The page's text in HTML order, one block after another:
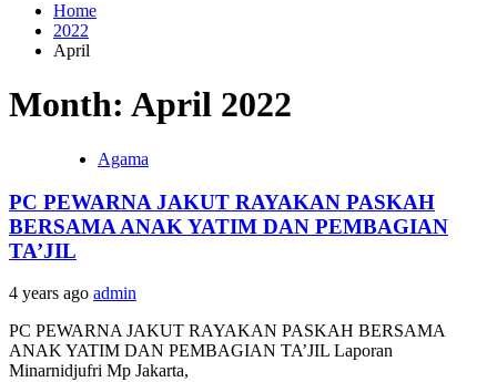
Home
2022
April
Month: April 2022
Agama
PC PEWARNA JAKUT RAYAKAN PASKAH
BERSAMA ANAK YATIM DAN PEMBAGIAN
TA’JIL
4 years ago admin
PC PEWARNA JAKUT RAYAKAN PASKAH BERSAMA
ANAK YATIM DAN PEMBAGIAN TA’JIL Laporan
Minarnidjufri Mp Jakarta,